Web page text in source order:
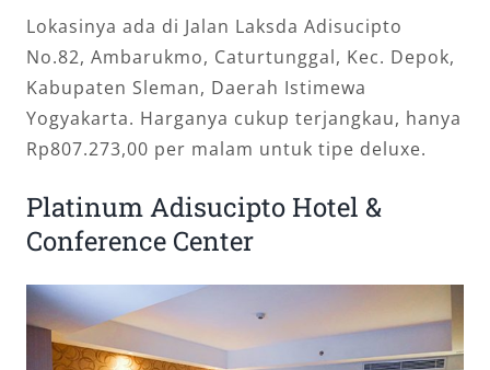
Lokasinya ada di Jalan Laksda Adisucipto
No.82, Ambarukmo, Caturtunggal, Kec. Depok,
Kabupaten Sleman, Daerah Istimewa
Yogyakarta. Harganya cukup terjangkau, hanya
Rp807.273,00 per malam untuk tipe deluxe.
Platinum Adisucipto Hotel &
Conference Center